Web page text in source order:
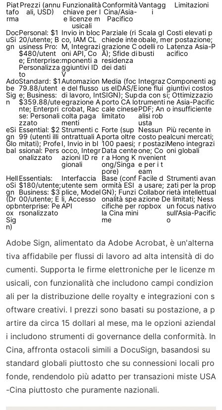
Piat
tafo
rma
Prezzi (annu
ali, USD)
Funzionalità
chiave per l
e licenze m
usicali
Conformità
Cina/Asia-
Pacifico
Vantagg
i
Limitazioni
Doc
uSi
gn
Personal: $1
20/utente; B
usiness Pro:
$480/utent
e; Enterprise:
Personalizza
to
Invio in bloc
co, IAM CL
M, Integrazi
oni API, Co
mponenti a
ggiuntivi ID
V
Parziale (ri
chiede inte
grazione C
A); Sfide di
residenza
dei dati
Scala gl
obale, m
odelli ro
busti
Costi elevati p
er postazione;
Latenza Asia-P
acifico
Ado
be
Sig
n
Standard: $1
79.88/utent
e; Business:
$359.88/ute
nte; Enterpri
se: Personali
zzato
Automazion
e del flusso
di lavoro, Int
egrazione A
crobat, Rac
colta paga
menti
Media (foc
us eIDAS/E
SIGN); Sup
porto CA lo
cale cinese
limitato
Integraz
ione flui
da con s
trumenti
PDF; An
alisi rob
usta
Componenti ag
giuntivi costos
i; Ottimizzazio
ne Asia-Pacific
o insufficiente
eSi
gn
Glo
bal
Essential: $2
99 (utenti illi
mitati); Profe
ssional: Pers
onalizzato
Strumenti c
ontrattuali A
I, Invio in bl
occo, Integr
azioni ID re
gionali
Forte (sup
porta oltre
100 paesi;
Data cente
r a Hong K
ong/Singa
pore)
Nessun
costo pe
r postazi
one; Co
nvenient
e per i t
eam
Più recente in
alcuni mercati;
Meno integrazi
oni globali
Hell
oSi
gn
(Dr
opb
ox
Sig
n)
Essentials:
$180/utente;
Business: $3
00/utente; E
nterprise: Pe
rsonalizzato
Interfaccia
utente sem
plice, Model
li, Accesso
API
Base (conf
ormità ESI
GN); Funzi
onalità spe
cifiche per
la Cina mini
me
Facile d
a usare;
Collabor
azione D
ropbox
Strumenti avan
zati per la prop
rietà intellettual
e limitati; Ness
un focus nativo
sull'Asia-Pacific
o
Adobe Sign, alimentato da Adobe Acrobat, è un'alterna
tiva affidabile per flussi di lavoro ad alta intensità di do
cumenti. Supporta le firme elettroniche per le licenze m
usicali, con funzionalità che includono campi condizion
ali per la distribuzione delle royalty e integrazioni con s
oftware creativi. I prezzi sono basati su postazione, a p
artire da circa 15 dollari al mese, ma le opzioni aziendal
i includono strumenti di governance della conformità. In
Cina, affronta ostacoli simili a DocuSign, basandosi su
standard globali piuttosto che su connessioni locali pro
fonde, rendendolo più adatto per transazioni miste USA
-Cina piuttosto che puramente nazionali.